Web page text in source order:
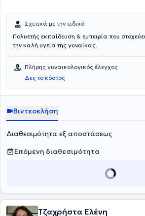
Σχετικά με την ειδικό
Πολυετής εκπαίδευση & εμπειρία που
την καλή υγεία της γυναίκας.
Πλήρης γυναικολογικός έλεγχος
Δες το κόστος
Βιντεοκλήση
Διαθεσιμότητα εξ αποστάσεως
Επόμενη διαθεσιμότητα
Τζαχρήστα Ελένη